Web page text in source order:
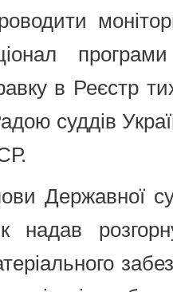
в Реєстр
суддів
Державної
надав